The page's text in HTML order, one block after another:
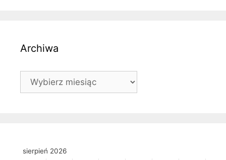
Archiwa
Archiwa
sierpień 2026